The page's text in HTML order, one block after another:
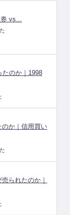
vs...
たのか｜1998
のか｜信用買い
られたのか｜